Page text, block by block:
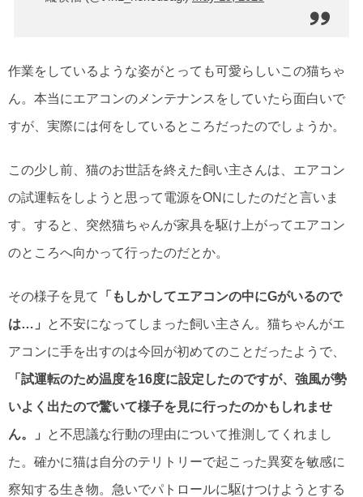
作業をしているような姿がとっても可愛らしいこの猫ちゃ
ん。本当にエアコンのメンテナンスをしていたら面白いで
すが、実際には何をしているところだったのでしょうか。
この少し前、猫のお世話を終えた飼い主さんは、エアコン
の試運転をしようと思って電源をONにしたのだと言いま
す。すると、突然猫ちゃんが家具を駆け上がってエアコン
のところへ向かって行ったのだとか。
その様子を見て
「もしかしてエアコンの中にGがいるので
は…」
と不安になってしまった飼い主さん。猫ちゃんがエ
アコンに手を出すのは今回が初めてのことだったようで、
「試運転のため温度を16度に設定したのですが、強風が勢
いよく出たので驚いて様子を見に行ったのかもしれませ
ん。」
と不思議な行動の理由について推測してくれまし
た。確かに猫は自分のテリトリーで起こった異変を敏感に
察知する生き物。急いでパトロールに駆けつけようとする